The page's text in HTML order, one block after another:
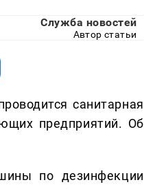
Служба новостей
Автор статьи
санитарная
предприятий. Об
по дезинфекции